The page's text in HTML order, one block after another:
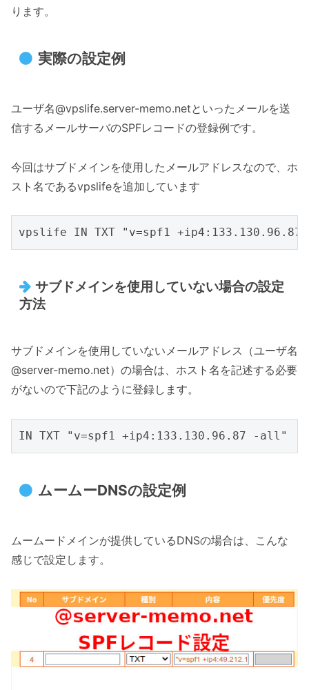
ります。
実際の設定例
ユーザ名@vpslife.server-memo.netといったメールを送
信するメールサーバのSPFレコードの登録例です。
今回はサブドメインを使用したメールアドレスなので、ホ
スト名であるvpslifeを追加しています
サブドメインを使用していない場合の設定
方法
サブドメインを使用していないメールアドレス（ユーザ名
@server-memo.net）の場合は、ホスト名を記述する必要
がないので下記のように登録します。
ムームーDNSの設定例
ムームードメインが提供しているDNSの場合は、こんな
感じで設定します。